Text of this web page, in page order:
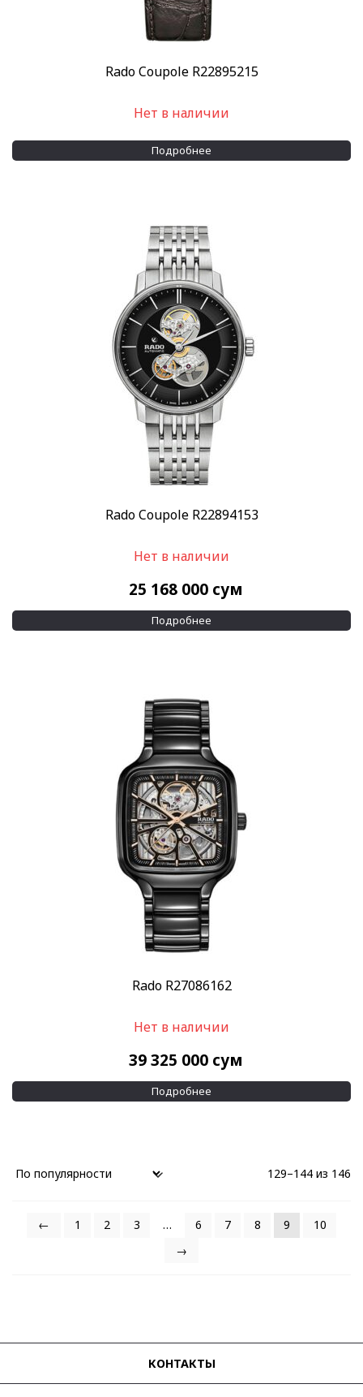
Rado Coupole R22895215
Нет в наличии
Подробнее
Rado Coupole R22894153
Нет в наличии
25 168 000 сум
Подробнее
Rado R27086162
Нет в наличии
39 325 000 сум
Подробнее
129–144 из 146
← 1 2 3 … 6 7 8 9
10
→
КОНТАКТЫ